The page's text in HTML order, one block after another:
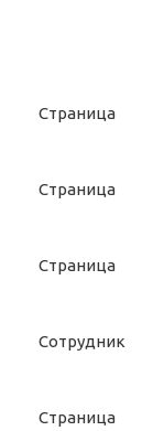
Страница
Страница
Страница
Сотрудник
Страница